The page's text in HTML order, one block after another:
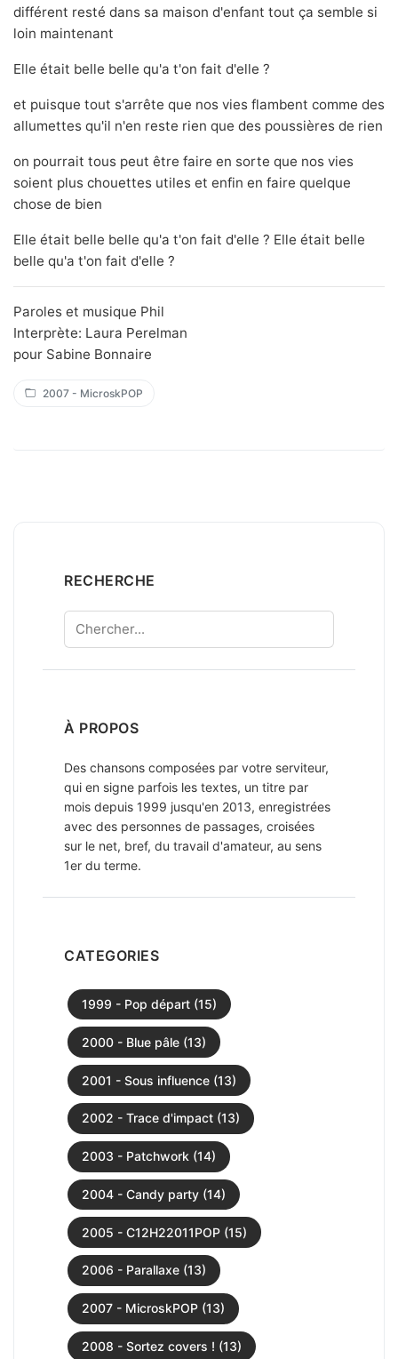
différent resté dans sa maison d'enfant tout ça semble si
loin maintenant
Elle était belle belle qu'a t'on fait d'elle ?
et puisque tout s'arrête que nos vies flambent comme des
allumettes qu'il n'en reste rien que des poussières de rien
on pourrait tous peut être faire en sorte que nos vies
soient plus chouettes utiles et enfin en faire quelque
chose de bien
Elle était belle belle qu'a t'on fait d'elle ? Elle était belle
belle qu'a t'on fait d'elle ?
Paroles et musique Phil
Interprète: Laura Perelman
pour Sabine Bonnaire
2007 - MicroskPOP
RECHERCHE
Chercher
À PROPOS
Des chansons composées par votre serviteur,
qui en signe parfois les textes, un titre par
mois depuis 1999 jusqu'en 2013, enregistrées
avec des personnes de passages, croisées
sur le net, bref, du travail d'amateur, au sens
1er du terme.
CATEGORIES
1999 - Pop départ (15)
2000 - Blue pâle (13)
2001 - Sous influence (13)
2002 - Trace d'impact (13)
2003 - Patchwork (14)
2004 - Candy party (14)
2005 - C12H22011POP (15)
2006 - Parallaxe (13)
2007 - MicroskPOP (13)
2008 - Sortez covers ! (13)